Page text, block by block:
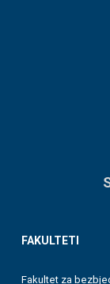
FAKULTETI
Fakultet za